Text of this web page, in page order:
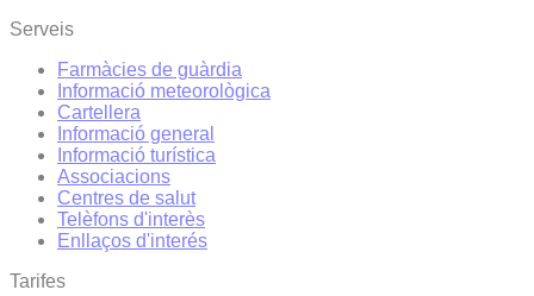
Serveis
Farmàcies de guàrdia
Informació meteorològica
Cartellera
Informació general
Informació turística
Associacions
Centres de salut
Telèfons d'interès
Enllaços d'interés
Tarifes